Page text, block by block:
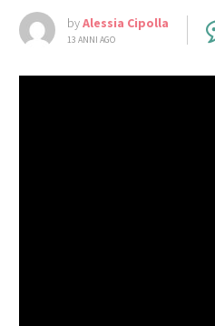
byAlessia Cipolla
13 ANNI AGO